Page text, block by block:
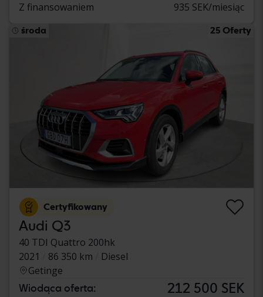
Z finansowaniem 935 SEK/miesiąc
środa 25 Oferty
Certyfikowany
Audi Q3
40 TDI Quattro 200hk
2021
86 350 km
Diesel
Getinge
Wiodąca oferta: 212 500 SEK